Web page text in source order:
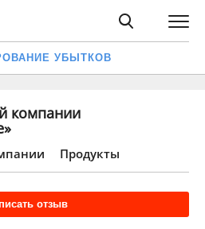
УБЫТКОВ
компании
Продукты
отзыв